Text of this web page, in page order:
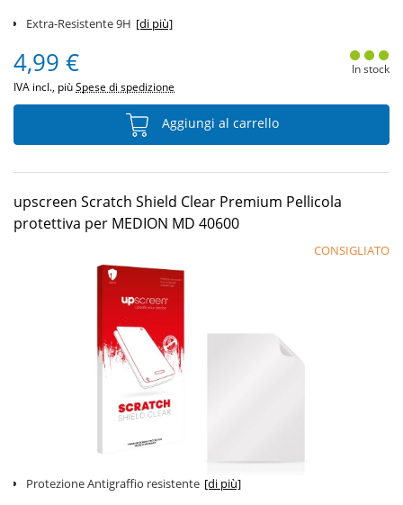
Extra-Resistente 9H [di più]
4,99 €
IVA incl., piùSpese di spedizione
In stock
Aggiungi al carrello
upscreen Scratch Shield Clear Premium Pellicola
protettiva per MEDION MD 40600
CONSIGLIATO
Protezione Antigraffio resistente [di più]